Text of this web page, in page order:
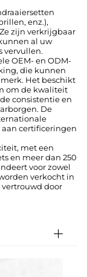
enz.),
zijn verkrijgbaar
al uw
vervullen.
OEM- en ODM-
die kunnen
Het beschikt
om de kwaliteit
consistentie en
De
aan certificeringen
met een
en meer dan 250
voor zowel
verkocht in
door